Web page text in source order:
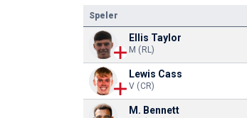
Speler
Ellis Taylor
M (RL)
Lewis Cass
V (CR)
M. Bennett